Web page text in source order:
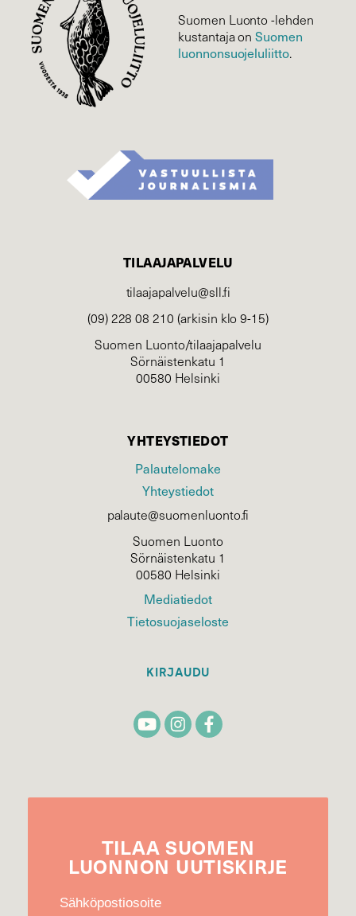
Suomen Luonto -lehden
kustantaja onSuomen
luonnonsuojelu­liitto.
TILAAJAPALVELU
tilaajapalvelu@sll.fi
(09) 228 08 210 (arkisin klo 9-15)
Suomen Luonto/tilaajapalvelu
Sörnäistenkatu 1
00580 Helsinki
YHTEYSTIEDOT
Palautelomake
Yhteystiedot
palaute@suomenluonto.fi
Suomen Luonto
Sörnäistenkatu 1
00580 Helsinki
Mediatiedot
Tietosuojaseloste
KIRJAUDU
TILAA SUOMEN
LUONNON UUTIS­KIRJE
Sähköpostiosoite